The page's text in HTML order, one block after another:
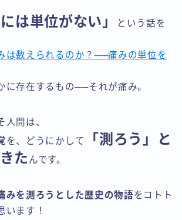
には単位がない」
という話を
は数えられるのか？──痛みの単位を
に存在するもの──それが痛み。
人間は、
を、どうにかして
「測ろう」と
た んです。
みを測ろうとした歴史の物語をコトト
います！